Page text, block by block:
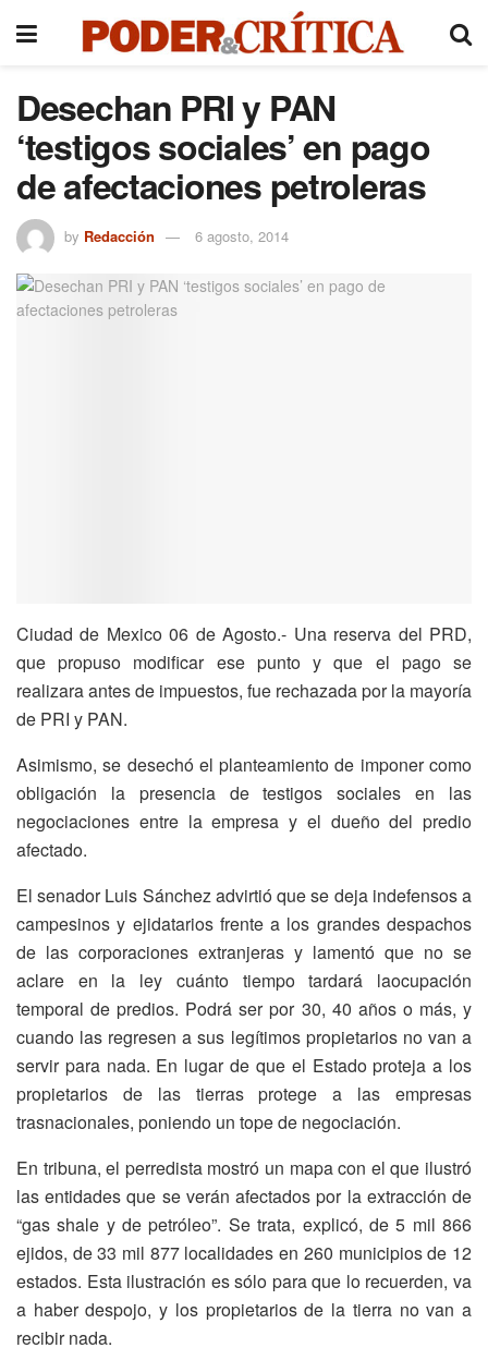
Desechan PRI y PAN
‘testigos sociales’ en pago
de afectaciones petroleras
by Redacción 6 agosto, 2014
Ciudad de Mexico 06 de Agosto.- Una reserva del PRD,
que propuso modificar ese punto y que el pago se
realizara antes de impuestos, fue rechazada por la mayoría
de PRI y PAN.
Asimismo, se desechó el planteamiento de imponer como
obligación la presencia de testigos sociales en las
negociaciones entre la empresa y el dueño del predio
afectado.
El senador Luis Sánchez advirtió que se deja indefensos a
campesinos y ejidatarios frente a los grandes despachos
de las corporaciones extranjeras y lamentó que no se
aclare en la ley cuánto tiempo tardará laocupación
temporal de predios. Podrá ser por 30, 40 años o más, y
cuando las regresen a sus legítimos propietarios no van a
servir para nada. En lugar de que el Estado proteja a los
propietarios de las tierras protege a las empresas
trasnacionales, poniendo un tope de negociación.
En tribuna, el perredista mostró un mapa con el que ilustró
las entidades que se verán afectados por la extracción de
“gas shale y de petróleo”. Se trata, explicó, de 5 mil 866
ejidos, de 33 mil 877 localidades en 260 municipios de 12
estados. Esta ilustración es sólo para que lo recuerden, va
a haber despojo, y los propietarios de la tierra no van a
recibir nada.